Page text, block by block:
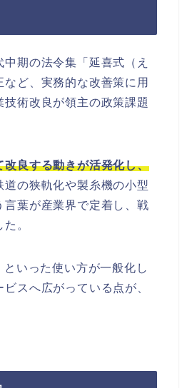
期の法令集「延喜式（え
ど、実務的な改善策に用
術改良が領主の政策課題
良する動きが活発化し、
道の狭軌化や製糸機の小型
葉が産業界で定着し、戦
。
いった使い方が一般化し
スへ広がっている点が、